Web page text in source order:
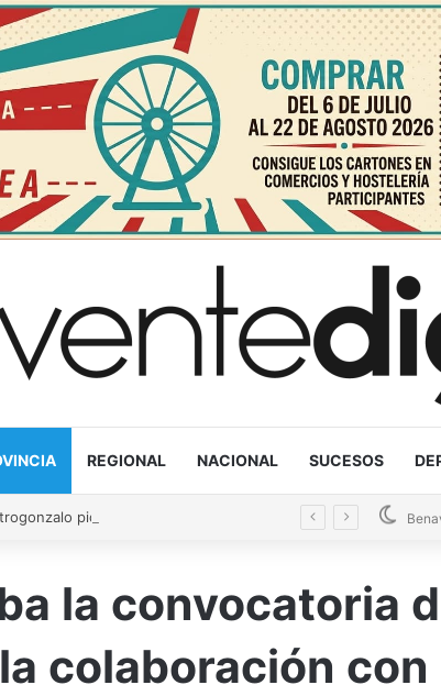
REGIONAL NACIONAL SUCESOS
la convocatoria
colaboración con